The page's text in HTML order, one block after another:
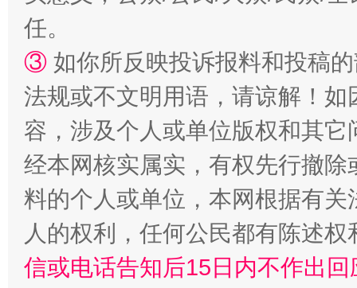
完善运行机制助力责任有效落实 一纸欠
任。
③ 如你所反映投诉报料和投稿
法规或不文明用语，请谅解！
容，涉及个人或单位版权和其它
经本网核实属实，有权先行撤
料的个人或单位，本网根据有
人的权利，任何公民都有陈述
信或电话告知后15日内不作出